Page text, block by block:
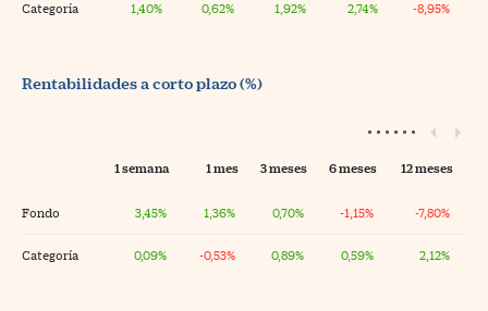
Categoría 1,40% 0,62% 1,92% 2,74% -8,95%
Rentabilidades a corto plazo (%)
1 semana 1 mes 3 meses 6 meses 12 meses
Fondo 3,45% 1,36% 0,70% -1,15% -7,80%
Categoría 0,09% -0,53% 0,89% 0,59% 2,12%